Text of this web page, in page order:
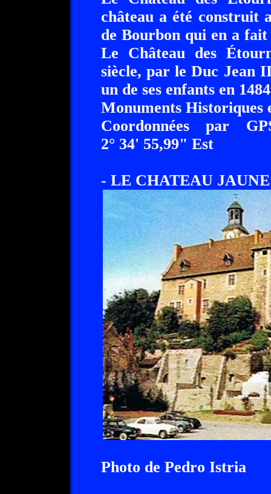
château a été construit
de Bourbon qui en a fait
Le Château des
siècle, par le Duc Jean
un de ses enfants en
Monuments Historiques
Coordonnées par
2° 34' 55,99" Est
- LE CHATEAU
Photo de Pedro Istria